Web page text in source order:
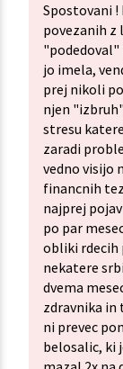
Spostovani
povezanih z
"podedoval"
jo imela,
prej nikoli
njen
stresu
zaradi
vedno visijo
financnih
najprej
po par
obliki rdecih
nekatere
dvema
zdravnika in
ni prevec
belosalic, ki